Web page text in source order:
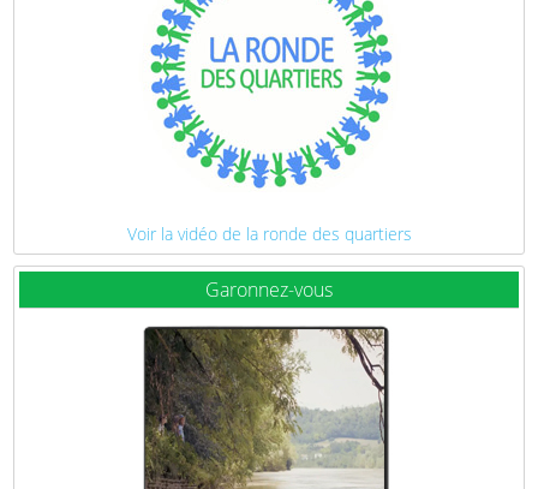
Voir la vidéo de la ronde des quartiers
Garonnez-vous